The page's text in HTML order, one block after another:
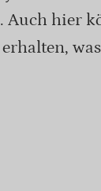
Auch hier